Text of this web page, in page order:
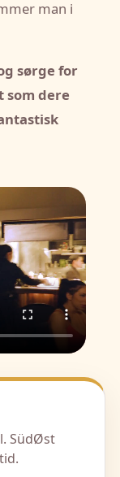
man i
sørge for
dere
SüdØst